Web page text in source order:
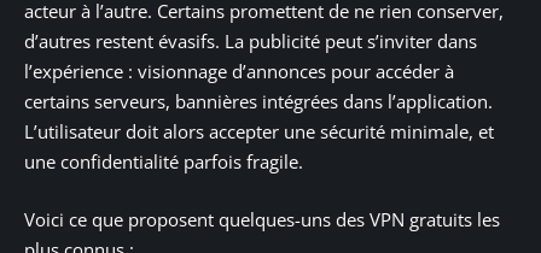
acteur à l’autre. Certains promettent de ne rien conserver,
d’autres restent évasifs. La publicité peut s’inviter dans
l’expérience : visionnage d’annonces pour accéder à
certains serveurs, bannières intégrées dans l’application.
L’utilisateur doit alors accepter une sécurité minimale, et
une confidentialité parfois fragile.
Voici ce que proposent quelques-uns des VPN gratuits les